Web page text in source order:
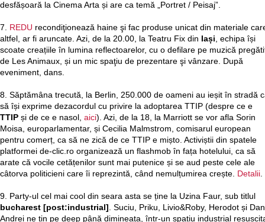
desfășoară la Cinema Arta și are ca temă „Portret / Peisaj”.
7. REDU recondiţionează haine şi fac produse unicat din materiale
altfel, ar fi aruncate. Azi, de la 20.00, la Teatru Fix din Iași, echipa își
scoate creațiile în lumina reflectoarelor, cu o defilare pe muzică
de Les Animaux, și un mic spaţiu de prezentare şi vânzare. După
eveniment, dans.
8. Săptămâna trecută, la Berlin, 250.000 de oameni au ieșit în stradă
să își exprime dezacordul cu privire la adoptarea TTIP (despre ce e
TTIP și de ce e nasol, aici). Azi, de la 18, la Marriott se vor afla Sorin
Moisa, europarlamentar, și Cecilia Malmstrom, comisarul european
pentru comerț, ca să ne zică de ce TTIP e mișto. Activiștii din spatele
platformei de-clic.ro organizează un flashmob în fața hotelului, ca să
arate că vocile cetățenilor sunt mai putenice și se aud peste cele ale
câtorva politicieni care îi reprezintă, când nemulțumirea crește. Detalii.
9. Party-ul cel mai cool din seara asta se ține la Uzina Faur, sub titlul
bucharest [post:industrial] . Suciu, Priku, Livio&Roby, Herodot și Dan
Andrei ne țin pe deep până dimineața, într-un spațiu industrial